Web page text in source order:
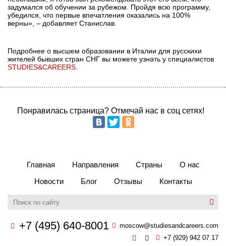
задумался об обучении за рубежом. Пройдя всю программу,
убедился, что первые впечатления оказались на 100%
верны», – добавляет Станислав.
Подробнее о высшем образовании в Италии для русскихи
жителей бывших стран СНГ вы можете узнать у специалистов
STUDIES&CAREERS
Понравилась страница? Отмечай нас в соц сетях!
Главная Направления Страны
О нас
Новости
Блог Отзывы Контакты
+7 (495) 640-8001
moscow@studiesandcareers.com
+7 (929) 942 07 17